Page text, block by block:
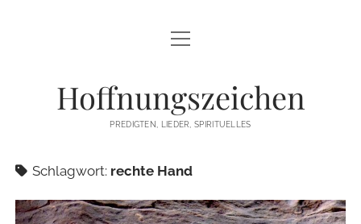
STARTSEITE
PREDIGTEN
TEXTE/PPP
PSALM
LIEDER
Menü
öffnen
Hoffnungszeichen
PREDIGTEN, LIEDER, SPIRITUELLES
Schlagwort: rechte Hand